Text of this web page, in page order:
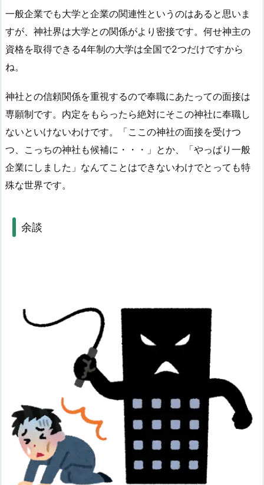
一般企業でも大学と企業の関連性というのはあると思いま
すが、神社界は大学との関係がより密接です。何せ神主の
資格を取得できる4年制の大学は全国で2つだけですから
ね。
神社との信頼関係を重視するので奉職にあたっての面接は
専願制です。内定をもらったら絶対にそこの神社に奉職し
ないといけないわけです。「ここの神社の面接を受けつ
つ、こっちの神社も候補に・・・」とか、「やっぱり一般
企業にしました」なんてことはできないわけでとっても特
殊な世界です。
余談